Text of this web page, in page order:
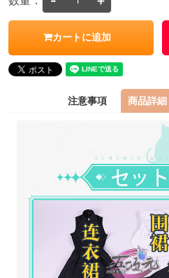
カートに追加
注意事項 商品詳細